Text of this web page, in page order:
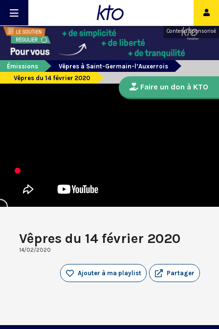
Contenu sponsorisé
Émissions
Vêpres à Saint-Germain-l’Auxerrois
Vêpres du 14 février 2020
Vêpres du 14 février 2020
14/02/2020
Partager
Ajouter à ma playlist
Faire un don à KTO